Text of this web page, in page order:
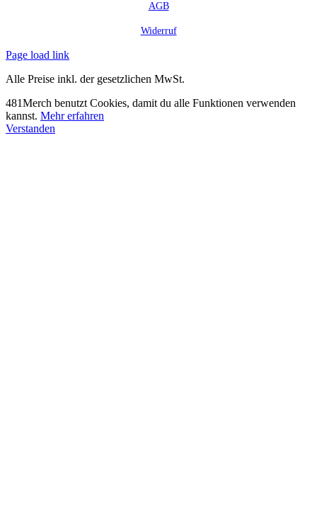
AGB
Widerruf
Page load link
Alle Preise inkl. der gesetzlichen MwSt.
481Merch benutzt Cookies, damit du alle Funktionen verwenden
kannst. Mehr erfahren
Verstanden